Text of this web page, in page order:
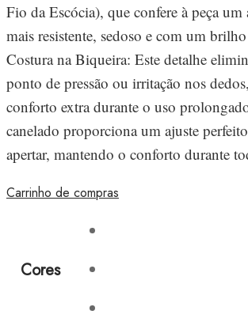
Fio da Escócia), que confere à peça um
mais resistente, sedoso e com um
Costura na Biqueira: Este detalhe
ponto de pressão ou irritação nos
conforto extra durante o uso
canelado proporciona um ajuste
apertar, mantendo o conforto durante
Carrinho de compras
Cores